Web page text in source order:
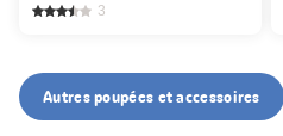
3
Autres poupées et accessoires